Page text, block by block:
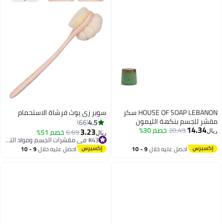
HOUSE OF SOAP LEBANON سكر
مقشر للجسم بنكهة الليمون
العشبي - علاج للعناية بالبشرة
ومتألقة - 500 جرام
ريال14.34
20.49خصم 30%
احصل عليه خلال 9 - 10
سوبر زي يوث فرشاة الاستحمام
4.5
66
ريال3.23
6.69خصم 51%
تم بيع +20 مؤخرًا
احصل عليه خلال 9 - 10